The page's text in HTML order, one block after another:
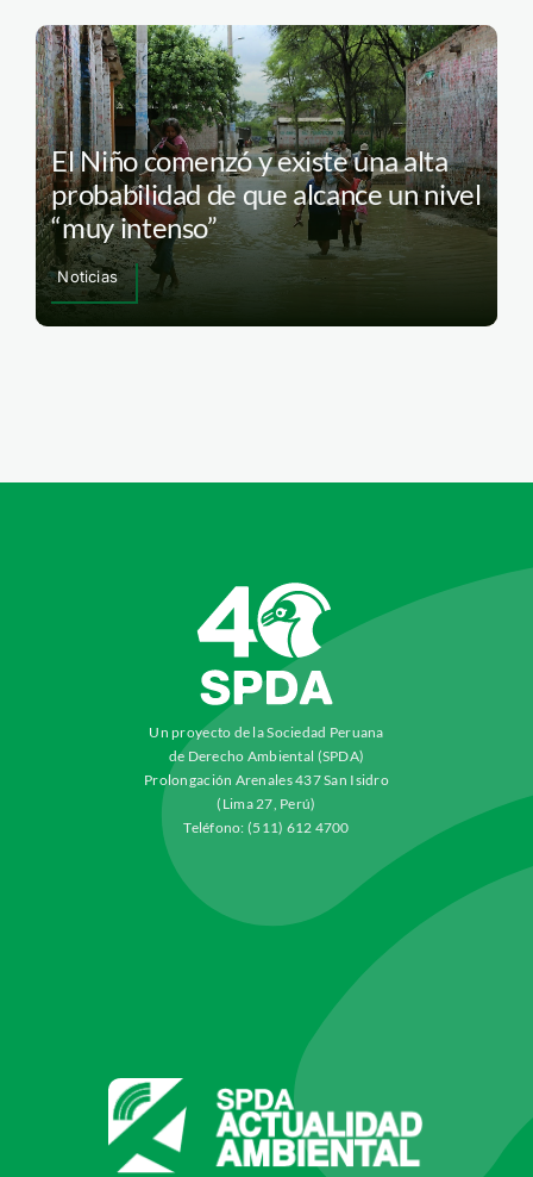
El Niño comenzó y existe una alta
probabilidad de que alcance un nivel
“muy intenso”
Noticias
Un proyecto de la Sociedad Peruana
de Derecho Ambiental (SPDA)
Prolongación Arenales 437 San Isidro
(Lima 27, Perú)
Teléfono: (511) 612 4700